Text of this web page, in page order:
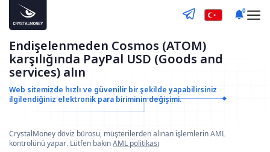
0
Endişelenmeden Cosmos (ATOM)
karşılığında PayPal USD (Goods and
services) alın
Web sitemizde hızlı ve güvenilir bir şekilde yapabilirsiniz
ilgilendiğiniz elektronik para biriminin değişimi.
CrystalMoney döviz bürosu, müşterilerden alınan işlemlerin AML
kontrolünü yapar. Lütfen bakınAML politikası